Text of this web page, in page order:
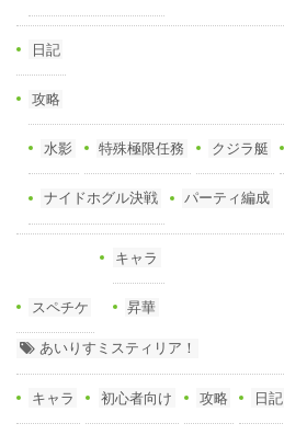
日記
攻略
水影 特殊極限任務 クジラ艇
ナイドホグル決戦 パーティ編成
スペチケ
キャラ
昇華
あいりすミスティリア！
キャラ 初心者向け 攻略 日記